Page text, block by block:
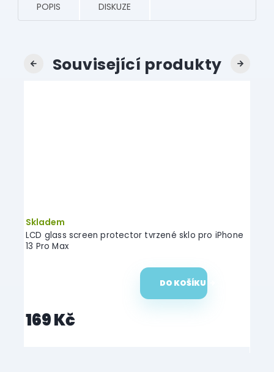
POPIS DISKUZE
Související produkty
Previous
tvrzené sklo pro iPhone
LCD glass screen protector
Next